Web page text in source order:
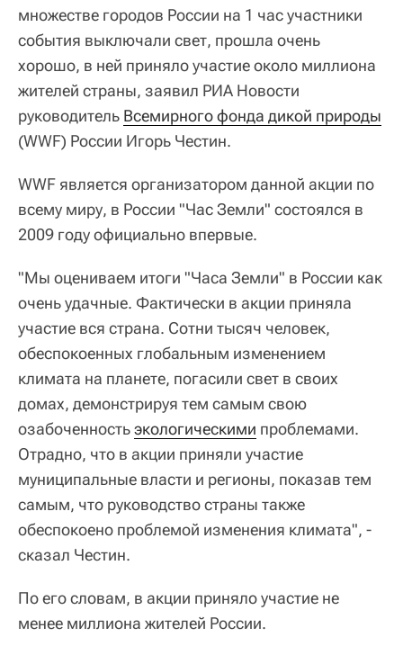
множестве городов России на 1 час участники
события выключали свет, прошла очень
хорошо, в ней приняло участие около миллиона
жителей страны, заявил РИА Новости
руководитель Всемирного фонда дикой природы
(WWF) России Игорь Честин.
WWF является организатором данной акции по
всему миру, в России "Час Земли" состоялся в
2009 году официально впервые.
"Мы оцениваем итоги "Часа Земли" в России как
очень удачные. Фактически в акции приняла
участие вся страна. Сотни тысяч человек,
обеспокоенных глобальным изменением
климата на планете, погасили свет в своих
домах, демонстрируя тем самым свою
озабоченностьэкологическими проблемами.
Отрадно, что в акции приняли участие
муниципальные власти и регионы, показав тем
самым, что руководство страны также
обеспокоено проблемой изменения климата", -
сказал Честин.
По его словам, в акции приняло участие не
менее миллиона жителей России.